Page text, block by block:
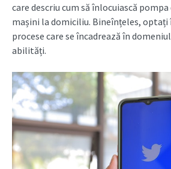
care descriu cum să înlocuiască
mașini la domiciliu. Bineînțeles,
procese care se încadrează în
abilități.